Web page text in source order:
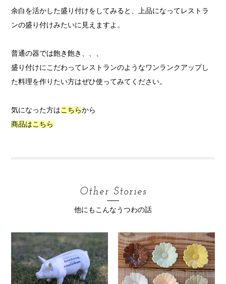
余白を活かした盛り付けをしてみると、上品になってレストラ
ンの盛り付けみたいに見えますよ。
普通の器では飽き飽き、、、
盛り付けにこだわってレストランのようなワンランクアップし
た料理を作りたい方はぜひ使ってみてください。
気になった方は こちらから
商品はこちら
Other Stories
他にもこんなうつわの話